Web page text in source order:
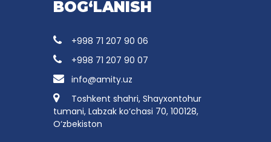
BOG‘LANISH
+998 71 207 90 06
+998 71 207 90 07
info@amity.uz
Toshkent shahri, Shayxontohur
tumani, Labzak ko‘chasi 70, 100128,
O‘zbekiston